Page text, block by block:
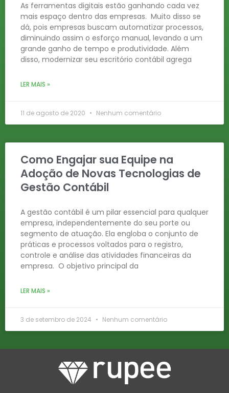
As ferramentas digitais estão ganhando cada vez
mais espaço dentro das empresas. Muito disso se
dá, pois empresas buscam automatizar processos,
diminuindo assim o esforço manual, levando a um
grande ganho de tempo e produtividade. Além
disso, modernizar seu escritório contábil agrega
LER MAIS »
11 de agosto de 2020 Nenhum comentário
Como Engajar sua Equipe na
Adoção de Novas Tecnologias de
Gestão Contábil
A gestão contábil é um pilar essencial para qualquer
empresa, independentemente do seu porte ou
segmento de atuação. Ela engloba o conjunto de
práticas e processos voltados para o registro,
controle e análise das atividades financeiras da
empresa. O objetivo principal da
LER MAIS »
3 de setembro de 2024 Nenhum comentário